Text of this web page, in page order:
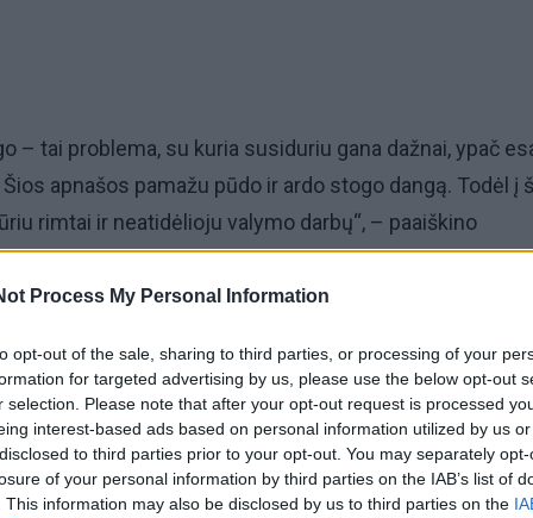
Process My Personal Information
opt-out of the sale, sharing to third parties, or processing of your
for targeted advertising by us, please use the below opt-out
selection. Please note that after your opt-out request is processed
interest-based ads based on personal information utilized by us
to third parties prior to your opt-out. You may separately
of your personal information by third parties on the IAB’s list of
This information may also be disclosed by us to third parties on the
– tai problema, su kuria susiduriu gana dažnai, ypač
apnašos pamažu pūdo ir ardo stogo dangą. Todėl į
rimtai ir neatidėlioju valymo darbų“, – paaiškino
Autorė pabrėžė, kad prieš pradedant darbus būtina
ar gerai pritvirtintos kopėčios.
apdorojimo tirpalu. Galima naudoti paruoštus
mišinį santykiu 1:1 arba tirpalą acto pagrindu.